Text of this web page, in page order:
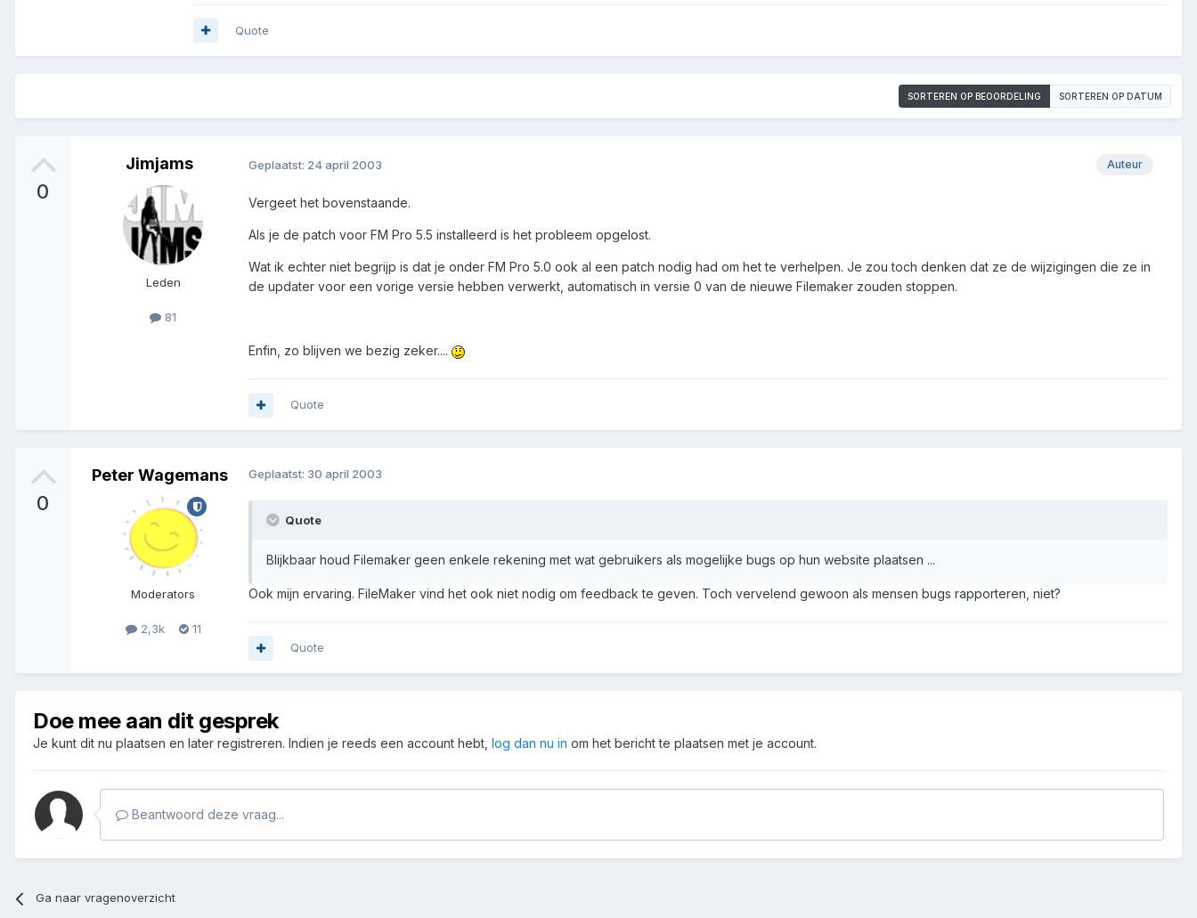
Quote
SORTEREN OP BEOORDELING SORTEREN OP DATUM
0
Jimjams
Leden
81
Auteur
Geplaatst: 24 april 2003
Vergeet het bovenstaande.
Als je de patch voor FM Pro 5.5 installeerd is het probleem opgelost.
Wat ik echter niet begrijp is dat je onder FM Pro 5.0 ook al een patch nodig had om het te verhelpen. Je zou toch denken dat ze de wijzigingen die ze in
de updater voor een vorige versie hebben verwerkt, automatisch in versie 0 van de nieuwe Filemaker zouden stoppen.
Enfin, zo blijven we bezig zeker....
Quote
0
Peter Wagemans
Moderators
2,3k 11
Geplaatst: 30 april 2003
Quote
Blijkbaar houd Filemaker geen enkele rekening met wat gebruikers als mogelijke bugs op hun website plaatsen ...
Ook mijn ervaring. FileMaker vind het ook niet nodig om feedback te geven. Toch vervelend gewoon als mensen bugs rapporteren, niet?
Quote
Doe mee aan dit gesprek
Je kunt dit nu plaatsen en later registreren. Indien je reeds een account hebt, log dan nu in om het bericht te plaatsen met je account.
Beantwoord deze vraag...
Ga naar vragenoverzicht